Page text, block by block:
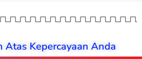
Atas Kepercayaan Anda